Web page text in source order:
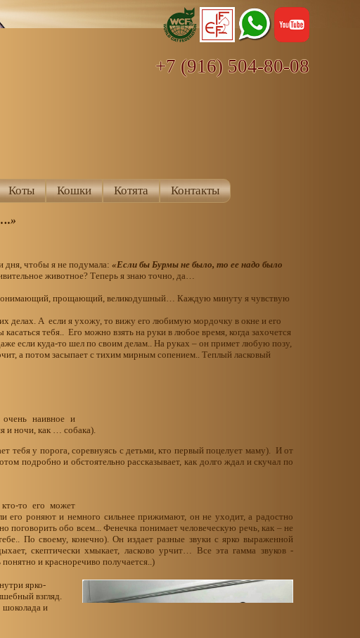
+7 (916) 504-80-08
Коты Кошки Котята Контакты
чтобы я не подумала: «Если бы Бурмы не было, то ее надо было
животное? Теперь я знаю точно, да…
прощающий, великодушный… Каждую минуту я чувствую
делах. А если я ухожу, то вижу его любимую мордочку в окне и его
тебя.. Его можно взять на руки в любое время, когда захочется
если куда-то шел по своим делам.. На руках – он примет любую позу,
а потом засыпает с тихим мирным сопением.. Теплый ласковый
наивное и
и ночи, как … собака).
тебя у порога, соревнуясь с детьми, кто первый поцелует маму). И от
подробно и обстоятельно рассказывает, как долго ждал и скучал по
то его может
роняют и немного сильнее прижимают, он не уходит, а радостно
обо всем... Фенечка понимает человеческую речь, как – не
По своему, конечно). Он издает разные звуки с ярко выраженной
скептически хмыкает, ласково урчит… Все эта гамма звуков -
и красноречиво получается..)
ярко-
взгляд.
шоколада и